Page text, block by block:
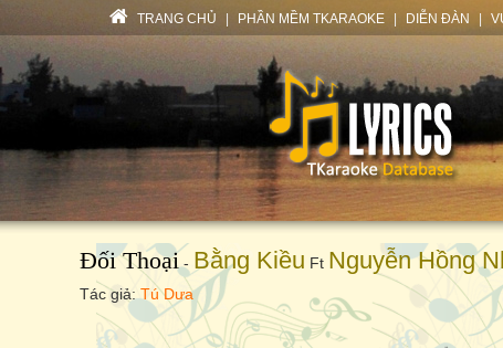
TRANG CHỦ PHẦN MỀM TKARAOKE DIỄN ĐÀN
Đối Thoại- Bằng Kiều Ft Nguyễn Hồng
Tác giả: Tú Dưa